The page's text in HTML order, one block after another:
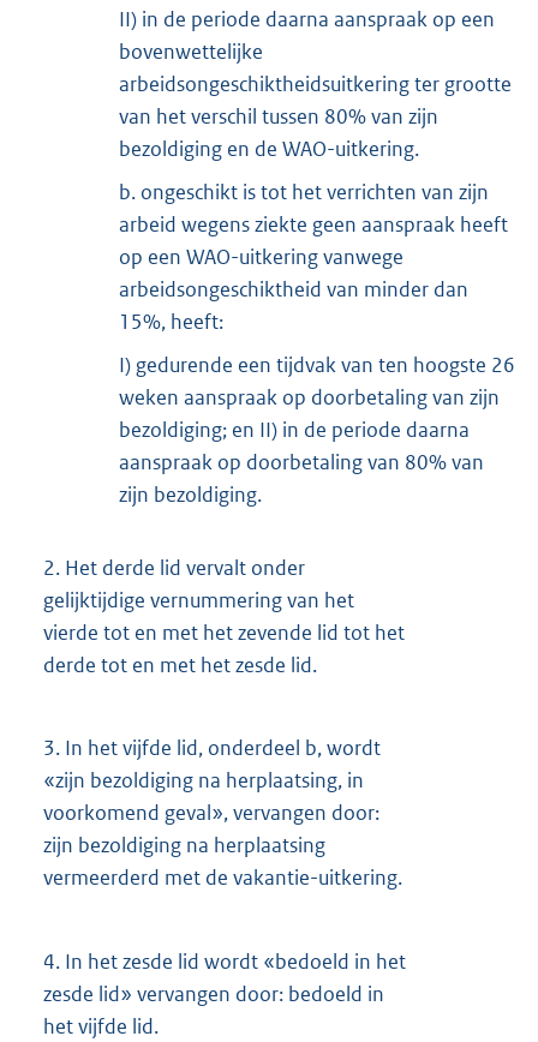
II) in de periode daarna aanspraak op een
bovenwettelijke
arbeidsongeschiktheidsuitkering ter grootte
van het verschil tussen 80% van zijn
bezoldiging en de WAO-uitkering.
b. ongeschikt is tot het verrichten van zijn
arbeid wegens ziekte geen aanspraak heeft
op een WAO-uitkering vanwege
arbeidsongeschiktheid van minder dan
15%, heeft:
I) gedurende een tijdvak van ten hoogste 26
weken aanspraak op doorbetaling van zijn
bezoldiging; en II) in de periode daarna
aanspraak op doorbetaling van 80% van
zijn bezoldiging.
2. Het derde lid vervalt onder
gelijktijdige vernummering van het
vierde tot en met het zevende lid tot het
derde tot en met het zesde lid.
3. In het vijfde lid, onderdeel b, wordt
«zijn bezoldiging na herplaatsing, in
voorkomend geval», vervangen door:
zijn bezoldiging na herplaatsing
vermeerderd met de vakantie-uitkering.
4. In het zesde lid wordt «bedoeld in het
zesde lid» vervangen door: bedoeld in
het vijfde lid.